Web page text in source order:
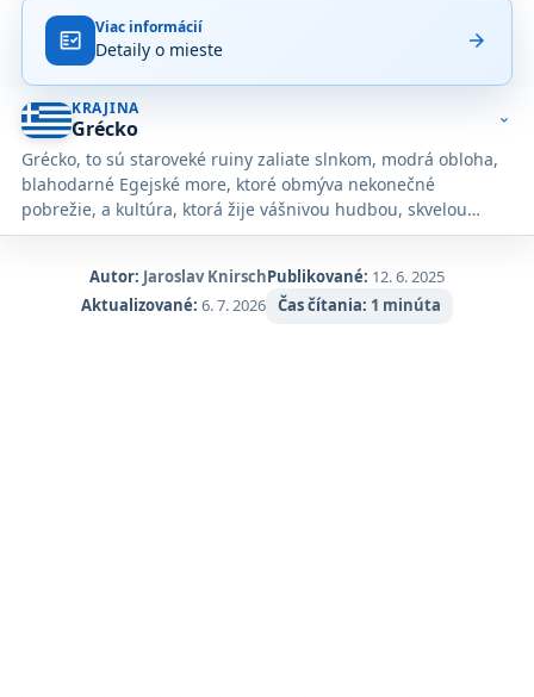
na
základe
1 184
hodnotení
na
Google
Maps.
fact_check Viac informácií
Detaily o mieste arrow_forward
KRAJINA
Grécko
Grécko, to sú staroveké ruiny zaliate slnkom, modrá obloha,
blahodarné Egejské more, ktoré obmýva nekonečné
pobrežie, a kultúra, ktorá žije vášnivou hudbou, skvelou
kuchyňou a vzrušujúcimi aktivitami.
expand_more
Autor: Jaroslav KnirschPublikované: 12. 6. 2025
Aktualizované: 6. 7. 2026 Čas čítania: 1 minúta